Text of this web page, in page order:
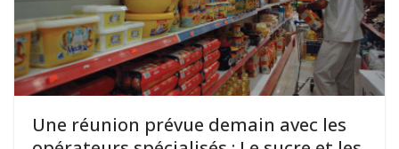
Une réunion prévue demain avec les